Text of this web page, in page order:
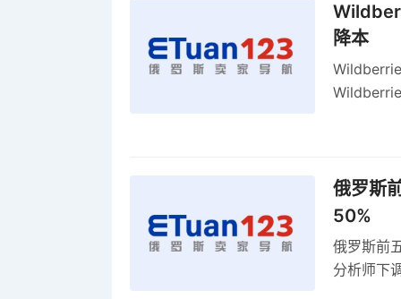
降本
俄罗斯
50%
俄罗斯前
分析师下